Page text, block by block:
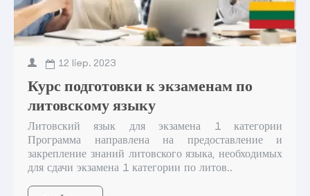
12 liep. 2023
Курс подготовки к экзаменам по
литовскому языку
Литовский язык для экзамена 1 категории
Программа направлена на предоставление и
закрепление знаний литовского языка, необходимых
для сдачи экзамена 1 категории по литов..